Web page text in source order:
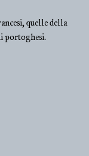
quelle della
portoghesi.